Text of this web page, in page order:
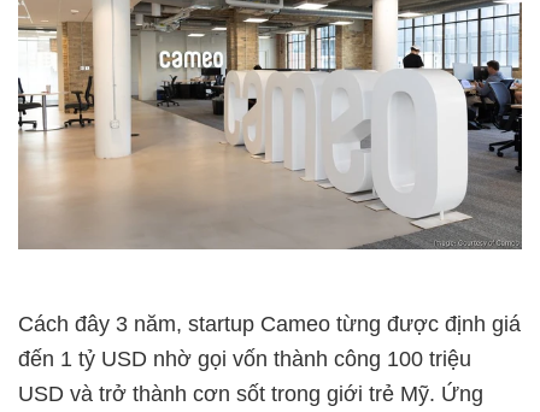
Cách đây 3 năm, startup Cameo từng được định giá
đến 1 tỷ USD nhờ gọi vốn thành công 100 triệu
USD và trở thành cơn sốt trong giới trẻ Mỹ. Ứng